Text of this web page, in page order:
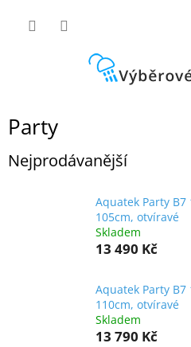
Party
Nejprodávanější
Aquatek Party
105cm, otvíravé
Skladem
13 490 Kč
Aquatek Party
110cm, otvíravé
Skladem
13 790 Kč